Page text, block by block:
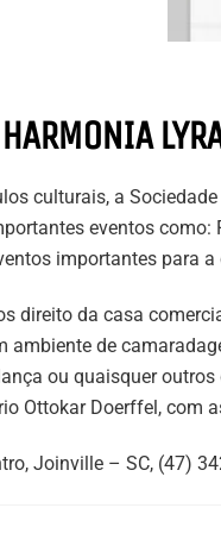
culturais, a
eventos
importantes para
direito da casa
ambiente de
ou quaisquer
Ottokar Doerffel, com
Joinville – SC, (47)